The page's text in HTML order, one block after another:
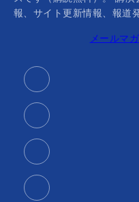
報、サイト更新情報、報道
メールマ